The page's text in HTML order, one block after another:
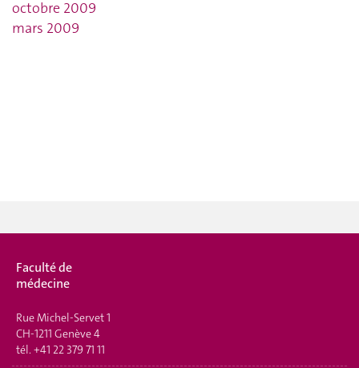
octobre 2009
mars 2009
Faculté de
médecine
Rue Michel-Servet 1
CH-1211 Genève 4
tél. +41 22 379 71 11